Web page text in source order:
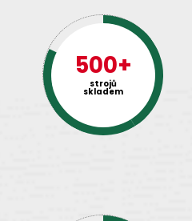
500+
strojů
skladem